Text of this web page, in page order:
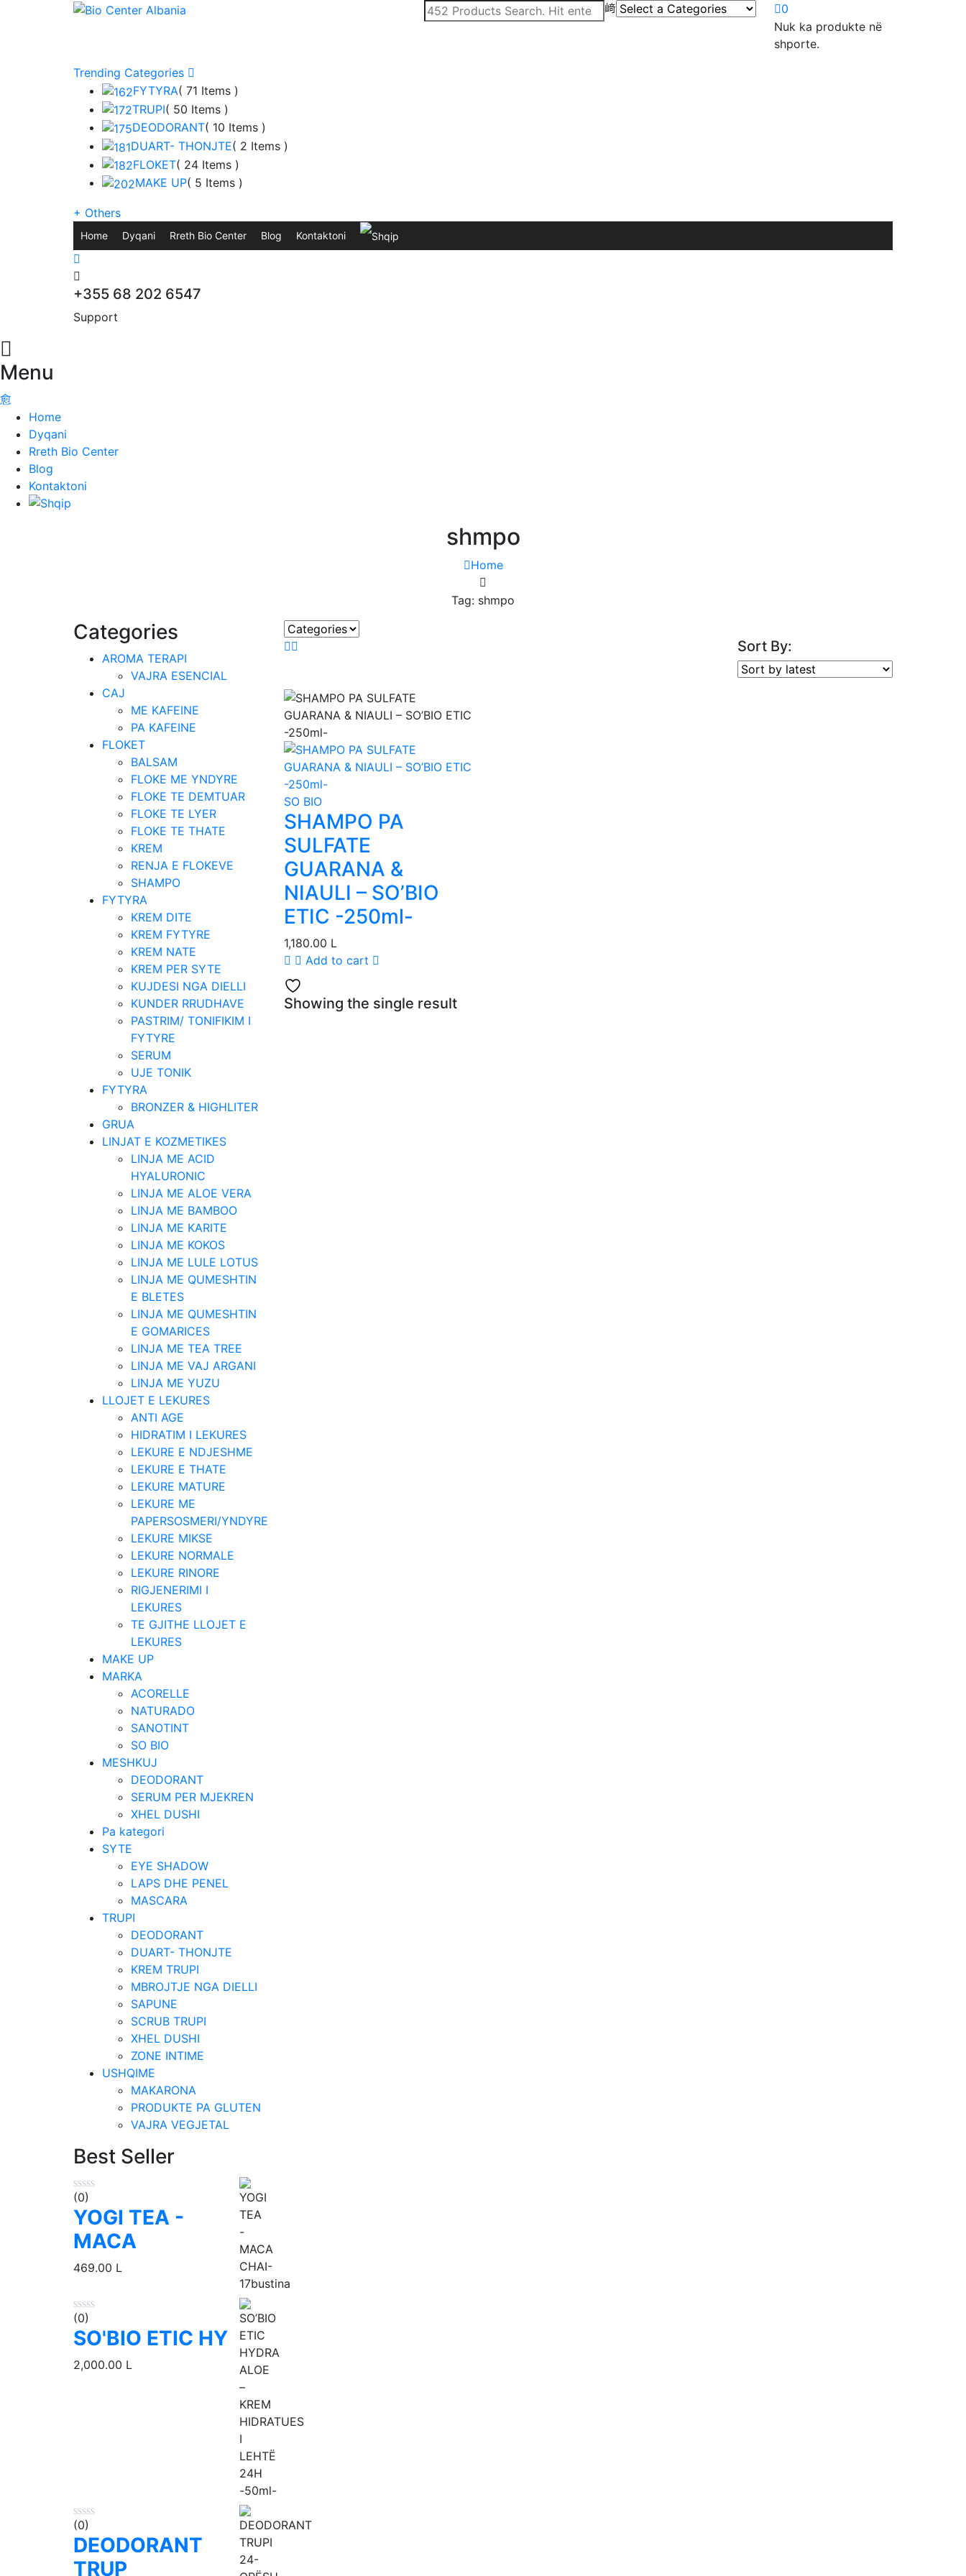
0
Nuk ka produkte në
shporte.
Trending Categories
FYTYRA( 71 Items )
TRUPI( 50 Items )
DEODORANT( 10 Items )
DUART- THONJTE( 2 Items )
FLOKET( 24 Items )
MAKE UP( 5 Items )
+ Others
Home Dyqani Rreth Bio Center Blog Kontaktoni
+355 68 202 6547
Support
Menu
Home
Dyqani
Rreth Bio Center
Blog
Kontaktoni
shmpo
Home
Tag: shmpo
Categories
AROMA TERAPI
VAJRA ESENCIAL
CAJ
ME KAFEINE
PA KAFEINE
FLOKET
BALSAM
FLOKE ME YNDYRE
FLOKE TE DEMTUAR
FLOKE TE LYER
FLOKE TE THATE
KREM
RENJA E FLOKEVE
SHAMPO
FYTYRA
KREM DITE
KREM FYTYRE
KREM NATE
KREM PER SYTE
KUJDESI NGA DIELLI
KUNDER RRUDHAVE
PASTRIM/ TONIFIKIM I
FYTYRE
SERUM
UJE TONIK
FYTYRA
BRONZER & HIGHLITER
GRUA
LINJAT E KOZMETIKES
LINJA ME ACID
HYALURONIC
LINJA ME ALOE VERA
LINJA ME BAMBOO
LINJA ME KARITE
LINJA ME KOKOS
LINJA ME LULE LOTUS
LINJA ME QUMESHTIN
E BLETES
LINJA ME QUMESHTIN
E GOMARICES
LINJA ME TEA TREE
LINJA ME VAJ ARGANI
LINJA ME YUZU
LLOJET E LEKURES
ANTI AGE
HIDRATIM I LEKURES
LEKURE E NDJESHME
LEKURE E THATE
LEKURE MATURE
LEKURE ME
PAPERSOSMERI/YNDYRE
LEKURE MIKSE
LEKURE NORMALE
LEKURE RINORE
RIGJENERIMI I
LEKURES
TE GJITHE LLOJET E
LEKURES
MAKE UP
MARKA
ACORELLE
NATURADO
SANOTINT
SO BIO
MESHKUJ
DEODORANT
SERUM PER MJEKREN
XHEL DUSHI
Pa kategori
SYTE
EYE SHADOW
LAPS DHE PENEL
MASCARA
TRUPI
DEODORANT
DUART- THONJTE
KREM TRUPI
MBROJTJE NGA DIELLI
SAPUNE
SCRUB TRUPI
XHEL DUSHI
ZONE INTIME
USHQIME
MAKARONA
PRODUKTE PA GLUTEN
VAJRA VEGJETAL
Best Seller
(0)
YOGI TEA -
MACA
469.00 L
(0)
SO'BIO ETIC HY
2,000.00 L
(0)
DEODORANT
TRUP
Sort By:
SO BIO
SHAMPO PA
SULFATE
GUARANA &
NIAULI – SO’BIO
ETIC -250ml-
1,180.00 L
Add to cart
Showing the single result